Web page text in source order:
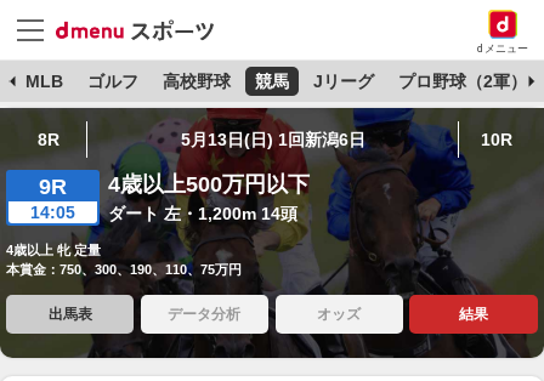
dメニュー
MLB ゴルフ 高校野球 競馬 Jリーグ プロ野球（2軍）
8R 5月13日(日) 1回新潟6日 10R
9R
14:05
4歳以上500万円以下
ダート 左・1,200m 14頭
4歳以上 牝 定量
本賞金：750、300、190、110、75万円
出馬表 データ分析 オッズ 結果